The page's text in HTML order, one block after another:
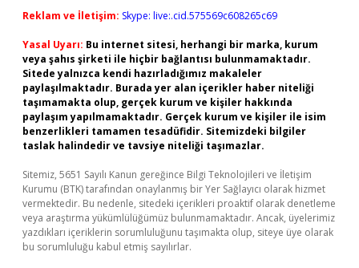
Reklam ve İletişim: Skype: live:.cid.575569c608265c69
Yasal Uyarı: Bu internet sitesi, herhangi bir marka, kurum
veya şahıs şirketi ile hiçbir bağlantısı bulunmamaktadır.
Sitede yalnızca kendi hazırladığımız makaleler
paylaşılmaktadır. Burada yer alan içerikler haber niteliği
taşımamakta olup, gerçek kurum ve kişiler hakkında
paylaşım yapılmamaktadır. Gerçek kurum ve kişiler ile isim
benzerlikleri tamamen tesadüfidir. Sitemizdeki bilgiler
taslak halindedir ve tavsiye niteliği taşımazlar.
Sitemiz, 5651 Sayılı Kanun gereğince Bilgi Teknolojileri ve İletişim
Kurumu (BTK) tarafından onaylanmış bir Yer Sağlayıcı olarak hizmet
vermektedir. Bu nedenle, sitedeki içerikleri proaktif olarak denetleme
veya araştırma yükümlülüğümüz bulunmamaktadır. Ancak, üyelerimiz
yazdıkları içeriklerin sorumluluğunu taşımakta olup, siteye üye olarak
bu sorumluluğu kabul etmiş sayılırlar.